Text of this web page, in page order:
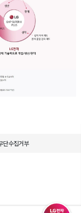
하세요.
수 있습니다.
단수집거부